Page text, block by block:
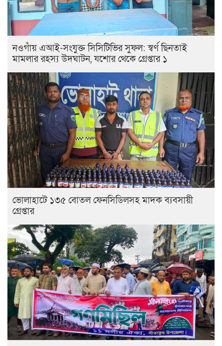
নওগাঁয় এআই-সংযুক্ত সিসিটিভির সুফল: স্বর্ণ ছিনতাই
মামলার রহস্য উদঘাটন, যশোর থেকে গ্রেপ্তার ১
ভোলাহাটে ১৩৫ বোতল ফেনসিডিলসহ মাদক ব্যবসায়ী
গ্রেপ্তার